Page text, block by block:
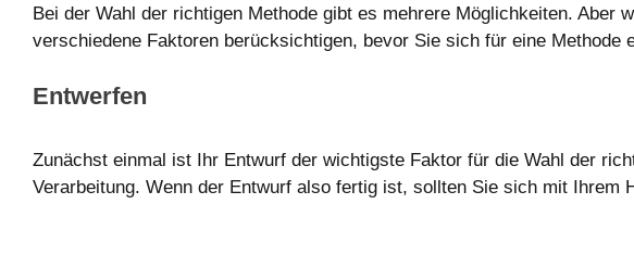
Bei der Wahl der richtigen Methode gibt es mehrere Möglichkeiten.
verschiedene Faktoren berücksichtigen, bevor Sie sich für eine Methode
Entwerfen
Zunächst einmal ist Ihr Entwurf der wichtigste Faktor für die Wahl der
Verarbeitung. Wenn der Entwurf also fertig ist, sollten Sie sich mit Ihrem